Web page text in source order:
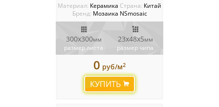
Материал: Керамика Cтрана: Китай
Бренд: Мозаика NSmosaic
300x300мм
размер листа
23х48x5мм
размер чипа
0 руб/м2
КУПИТЬ